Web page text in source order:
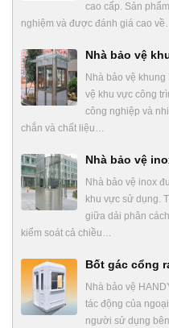
cao cấp. Sản
nghiệm và được đánh giá cao
Nhà bảo vệ
Nhà bảo vệ
vệ khu vực công
công nghiệp và
chắn và chất liệu…
Nhà bảo vệ
Nhà bảo vệ inox
khu vực sử dụng.
giữa dải phân
kiểm soát cả chiều…
Bốt gác cổng
Nhà bảo vệ
tác động của
người sử dụng